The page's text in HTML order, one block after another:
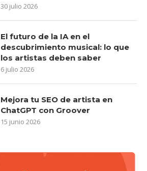
30 julio 2026
El futuro de la IA en el
descubrimiento musical: lo que
los artistas deben saber
6 julio 2026
Mejora tu SEO de artista en
ChatGPT con Groover
15 junio 2026